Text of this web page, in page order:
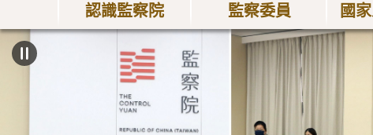
認識監察院 監察委員 國
:::